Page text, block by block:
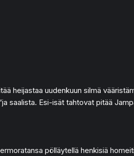
heijastaa uudenkuun silmä
saalista. Esi-isät tahtovat pitää
pölläytellä henkisiä